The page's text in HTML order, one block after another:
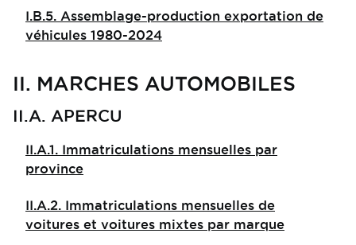
I.B.5. Assemblage-production exportation de
véhicules 1980-2024
II. MARCHES AUTOMOBILES
II.A. APERCU
II.A.1. Immatriculations mensuelles par
province
II.A.2. Immatriculations mensuelles de
voitures et voitures mixtes par marque